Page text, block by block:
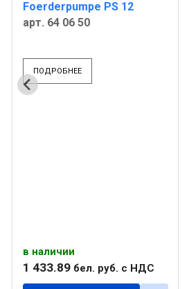
Foerderpumpe PS 12
арт. 64 06 50
ПОДРОБНЕЕ
в наличии
1 433.89 бел. руб. с НДС